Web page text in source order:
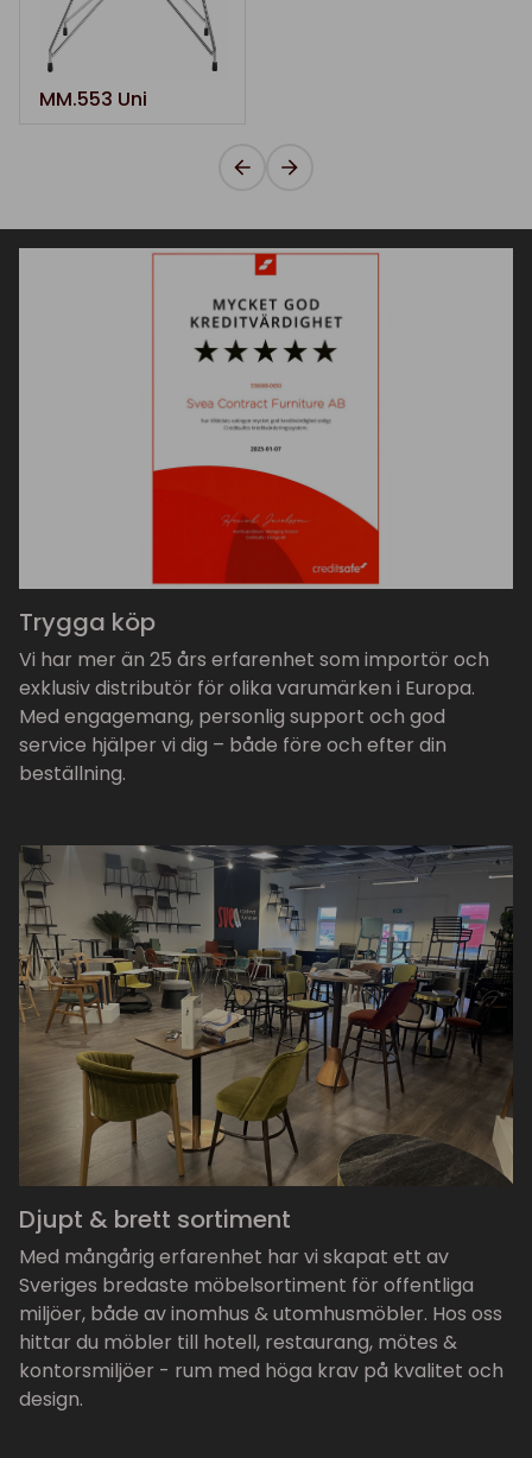
MM.553 Uni
Trygga köp
Vi har mer än 25 års erfarenhet som importör och
exklusiv distributör för olika varumärken i Europa.
Med engagemang, personlig support och god
service hjälper vi dig – både före och efter din
beställning.
Djupt & brett sortiment
Med mångårig erfarenhet har vi skapat ett av
Sveriges bredaste möbelsortiment för offentliga
miljöer, både av inomhus & utomhusmöbler. Hos oss
hittar du möbler till hotell, restaurang, mötes &
kontorsmiljöer - rum med höga krav på kvalitet och
design.